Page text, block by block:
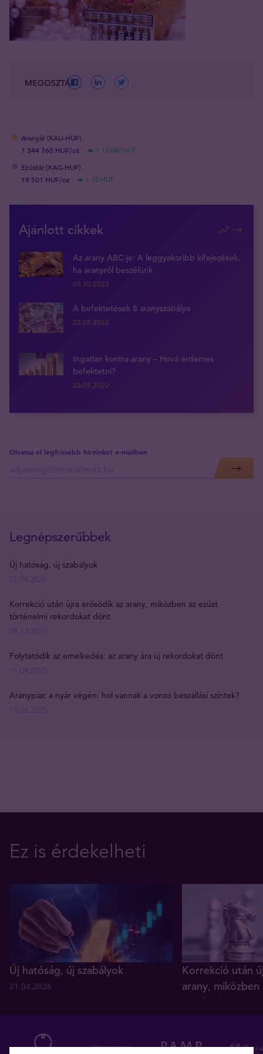
MEGOSZTÁS
Aranyár (XAU-HUF)
1 344 760 HUF/oz
+ 13 880 HUF
Ezüstár (XAG-HUF)
19 501 HUF/oz
+ 32 HUF
Ajánlott cikkek
Az arany ABC-je: A leggyakoribb kifejezések,
ha aranyról beszélünk
03.10.2022
A befektetések 8 aranyszabálya
22.08.2022
Ingatlan kontra arany – Hová érdemes
befektetni?
23.09.2022
Olvassa el legfrissebb híreinket e-mailben
Legnépszerűbbek
Új hatóság, új szabályok
Korrekció után újra erősödik az arany, miközben az ezüst
történelmi rekordokat dönt
Folytatódik az emelkedés: az arany ára új rekordokat dönt
Aranypiac a nyár végén: hol vannak a vonzó beszállási szintek?
Ez is érdekelheti
Új hatóság, új szabályok
21.04.2026
Korrekció után
arany, miközben
történelmi